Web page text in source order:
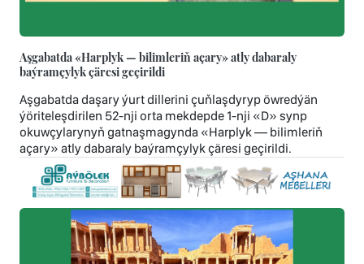
Aşgabatda «Harplyk — bilimleriň açary» atly dabaraly
baýramçylyk çäresi geçirildi
Aşgabatda daşary ýurt dillerini çuňlaşdyryp öwredýän
ýöriteleşdirilen 52-nji orta mekdepde 1-nji «D» synp
okuwçylarynyň gatnaşmagynda «Harplyk — bilimleriň
açary» atly dabaraly baýramçylyk çäresi geçirildi.